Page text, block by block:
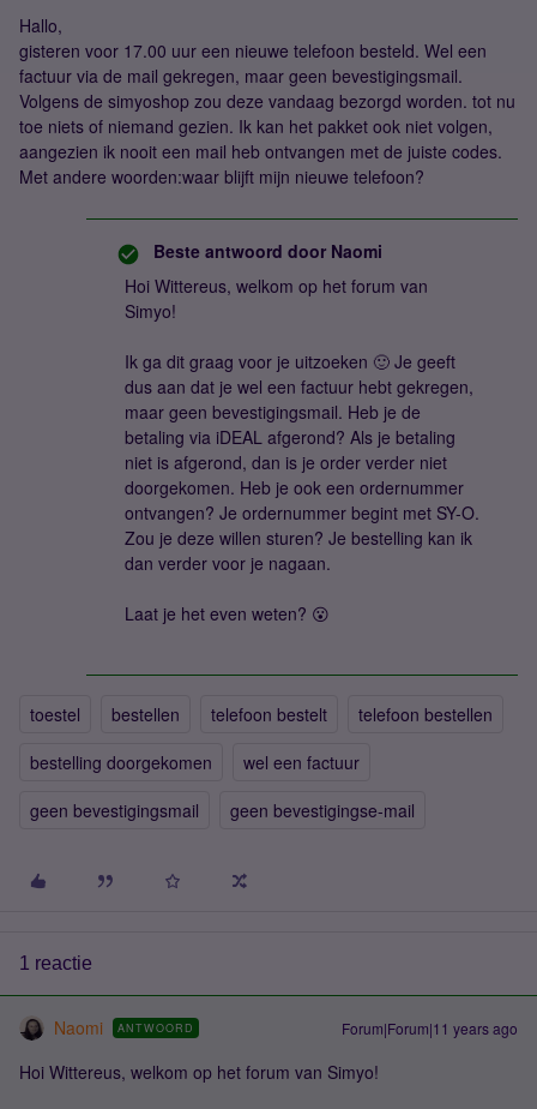
Hallo,
gisteren voor 17.00 uur een nieuwe telefoon besteld. Wel een
factuur via de mail gekregen, maar geen bevestigingsmail.
Volgens de simyoshop zou deze vandaag bezorgd worden. tot nu
toe niets of niemand gezien. Ik kan het pakket ook niet volgen,
aangezien ik nooit een mail heb ontvangen met de juiste codes.
Met andere woorden:waar blijft mijn nieuwe telefoon?
Beste antwoord door Naomi
Hoi Wittereus, welkom op het forum van
Simyo!
Ik ga dit graag voor je uitzoeken 🙂 Je geeft
dus aan dat je wel een factuur hebt gekregen,
maar geen bevestigingsmail. Heb je de
betaling via iDEAL afgerond? Als je betaling
niet is afgerond, dan is je order verder niet
doorgekomen. Heb je ook een ordernummer
ontvangen? Je ordernummer begint met SY-O.
Zou je deze willen sturen? Je bestelling kan ik
dan verder voor je nagaan.
Laat je het even weten? 😮
toestel bestellen telefoon bestelt
telefoon bestellen
bestelling doorgekomen
wel een factuur
geen bevestigingsmail
geen bevestigingse-mail
1 reactie
Naomi ANTWOORD Forum|Forum|11 years ago
Hoi Wittereus, welkom op het forum van Simyo!